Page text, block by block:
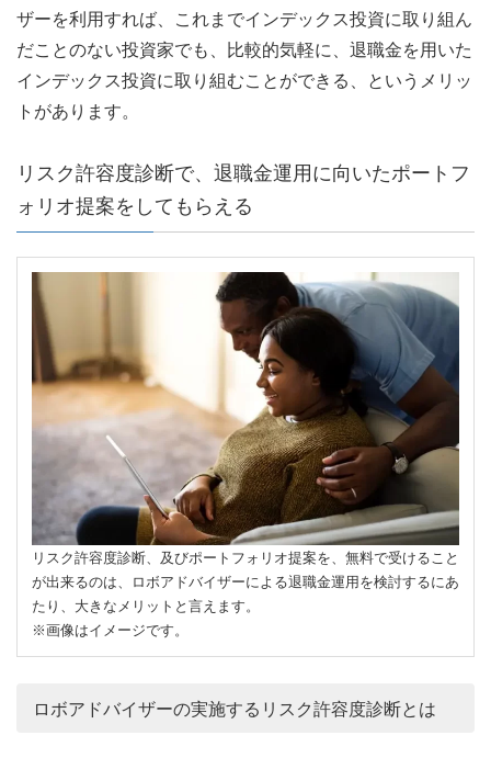
ザーを利用すれば、これまでインデックス投資に取り組ん
だことのない投資家でも、比較的気軽に、退職金を用いた
インデックス投資に取り組むことができる、というメリッ
トがあります。
リスク許容度診断で、退職金運用に向いたポートフ
ォリオ提案をしてもらえる
リスク許容度診断、及びポートフォリオ提案を、無料で受けること
が出来るのは、ロボアドバイザーによる退職金運用を検討するにあ
たり、大きなメリットと言えます。
※画像はイメージです。
ロボアドバイザーの実施するリスク許容度診断とは